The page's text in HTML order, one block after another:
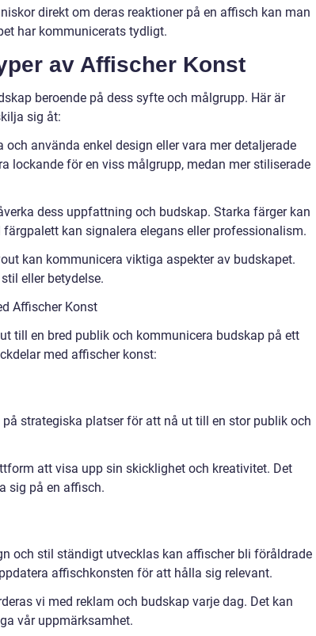
direkt om deras reaktioner på en affisch kan man
har kommunicerats tydligt.
av Affischer Konst
beroende på dess syfte och målgrupp. Här är
sig åt:
använda enkel design eller vara mer detaljerade
lockande för en viss målgrupp, medan mer stiliserade
dess uppfattning och budskap. Starka färger kan
kan signalera elegans eller professionalism.
kan kommunicera viktiga aspekter av budskapet.
eller betydelse.
Affischer Konst
till en bred publik och kommunicera budskap på ett
med affischer konst:
strategiska platser för att nå ut till en stor publik och
att visa upp sin skicklighet och kreativitet. Det
sig på en affisch.
och stil ständigt utvecklas kan affischer bli föråldrade
affischkonsten för att hålla sig relevant.
vi med reklam och budskap varje dag. Det kan
vår uppmärksamhet.